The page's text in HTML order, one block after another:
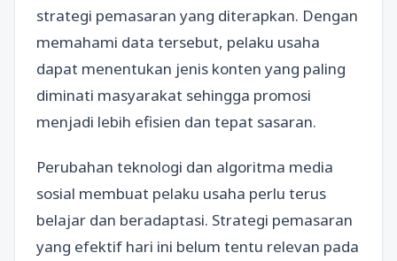
strategi pemasaran yang diterapkan. Dengan
memahami data tersebut, pelaku usaha
dapat menentukan jenis konten yang paling
diminati masyarakat sehingga promosi
menjadi lebih efisien dan tepat sasaran.
Perubahan teknologi dan algoritma media
sosial membuat pelaku usaha perlu terus
belajar dan beradaptasi. Strategi pemasaran
yang efektif hari ini belum tentu relevan pada